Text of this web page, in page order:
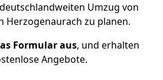
Umzug von
Herzogenaurach zu planen.
Formular aus, und erhalten
Angebote.